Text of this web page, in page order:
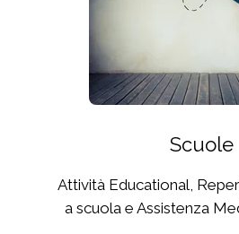
Scuole
Attività Educational,
a scuola e Assistenza